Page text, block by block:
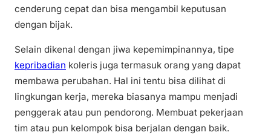
cenderung cepat dan bisa mengambil keputusan
dengan bijak.
Selain dikenal dengan jiwa kepemimpinannya, tipe
kepribadian koleris juga termasuk orang yang dapat
membawa perubahan. Hal ini tentu bisa dilihat di
lingkungan kerja, mereka biasanya mampu menjadi
penggerak atau pun pendorong. Membuat pekerjaan
tim atau pun kelompok bisa berjalan dengan baik.